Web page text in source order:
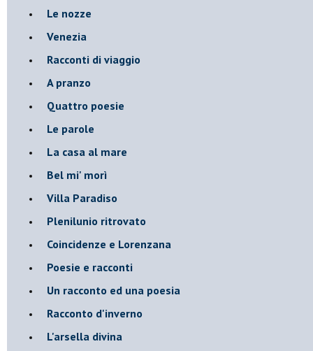
Le nozze
Venezia
Racconti di viaggio
A pranzo
Quattro poesie
Le parole
La casa al mare
Bel mi' morì
Villa Paradiso
Plenilunio ritrovato
Coincidenze e Lorenzana
Poesie e racconti
Un racconto ed una poesia
Racconto d'inverno
​L'arsella divina